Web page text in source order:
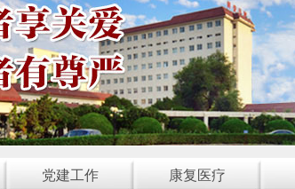
党建工作 康复医疗